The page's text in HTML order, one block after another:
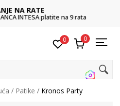
NA RATE
INTESA platite na 9 rata
0 0
Patike Kronos Party